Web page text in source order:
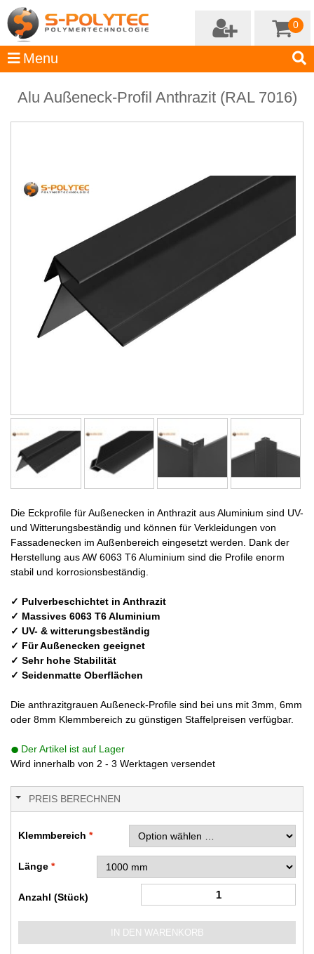
0
Alu Außeneck-Profil Anthrazit (RAL 7016)
Die Eckprofile für Außenecken in Anthrazit aus Aluminium sind UV-
und Witterungsbeständig und können für Verkleidungen von
Fassadenecken im Außenbereich eingesetzt werden. Dank der
Herstellung aus AW 6063 T6 Aluminium sind die Profile enorm
stabil und korrosionsbeständig.
✓ Pulverbeschichtet in Anthrazit
✓ Massives 6063 T6 Aluminium
✓ UV- & witterungsbeständig
✓ Für Außenecken geeignet
✓ Sehr hohe Stabilität
✓ Seidenmatte Oberflächen
Die anthrazitgrauen Außeneck-Profile sind bei uns mit 3mm, 6mm
oder 8mm Klemmbereich zu günstigen Staffelpreisen verfügbar.
Der Artikel ist auf Lager
Wird innerhalb von 2 - 3 Werktagen versendet
PREIS BERECHNEN
Klemmbereich
Länge
Anzahl (Stück)
IN DEN WARENKORB